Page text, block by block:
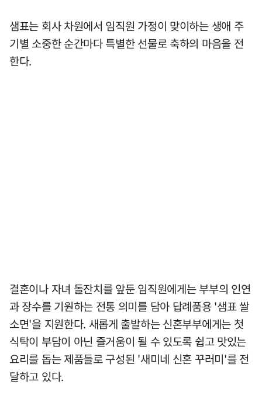
샘표는 회사 차원에서 임직원 가정이 맞이하는 생애 주
기별 소중한 순간마다 특별한 선물로 축하의 마음을 전
한다.
결혼이나 자녀 돌잔치를 앞둔 임직원에게는 부부의 인연
과 장수를 기원하는 전통 의미를 담아 답례품용 '샘표 쌀
소면'을 지원한다. 새롭게 출발하는 신혼부부에게는 첫
식탁이 부담이 아닌 즐거움이 될 수 있도록 쉽고 맛있는
요리를 돕는 제품들로 구성된 '새미네 신혼 꾸러미'를 전
달하고 있다.